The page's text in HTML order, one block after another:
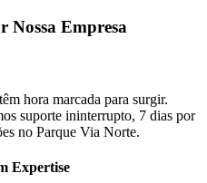
Nossa Empresa
hora marcada para surgir.
suporte ininterrupto, 7 dias por
no Parque Via Norte.
Expertise